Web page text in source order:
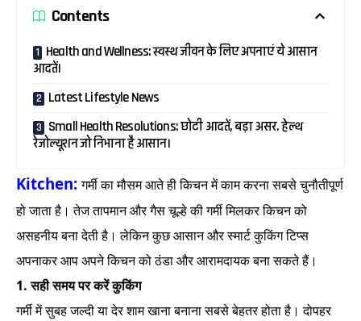
Contents
Health and Wellness: स्वस्थ जीवन के लिए अपनाएं ये आसान
आदतें।
Latest Lifestyle News
Small Health Resolutions: छोटी आदतें, बड़ा असर. हेल्थ
रेजोल्यूशन जो निभाना है आसान।
Kitchen: गर्मी का मौसम आते ही किचन में काम करना सबसे चुनौतीपूर्ण
हो जाता है। तेज तापमान और गैस चूल्हे की गर्मी मिलकर किचन को
असहनीय बना देती है। लेकिन कुछ आसान और स्मार्ट कुकिंग टिप्स
अपनाकर आप अपने किचन को ठंडा और आरामदायक बना सकते हैं।
1. सही समय पर करें कुकिंग
गर्मी में सुबह जल्दी या देर शाम खाना बनाना सबसे बेहतर होता है। दोपहर